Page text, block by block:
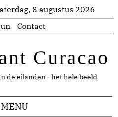
8 augustus 2026
Contact
Curacao
de eilanden - het hele beeld
MENU